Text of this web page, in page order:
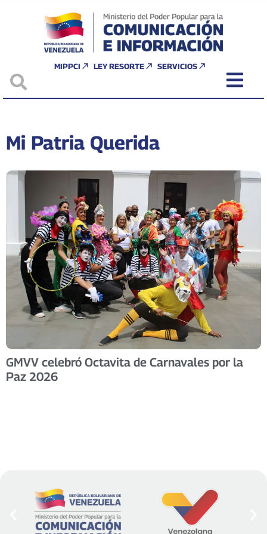
MIPPCI LEY RESORTE SERVICIOS
Mi Patria Querida
GMVV celebró Octavita de Carnavales por la
Paz 2026